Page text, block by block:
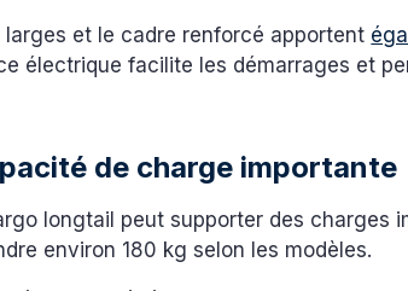
larges et le cadre renforcé apportent
électrique facilite les démarrages et
de charge importante
longtail peut supporter des charges
environ 180 kg selon les modèles.